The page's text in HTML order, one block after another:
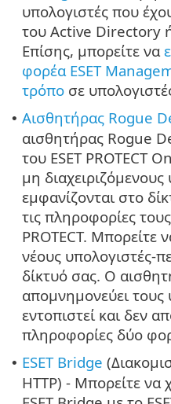
υπολογιστές που
του Active Directory
Επίσης, μπορείτε να
φορέα ESET
τρόπο σε
• Αισθητήρας Rogue
αισθητήρας Rogue
του ESET PROTECT
μη
εμφανίζονται στο
τις πληροφορίες
PROTECT. Μπορείτε
νέους υπολογιστές-
δίκτυό σας. Ο
απομνημονεύει τους
εντοπιστεί και δεν
πληροφορίες δύο
• ESET Bridge
HTTP) - Μπορείτε να